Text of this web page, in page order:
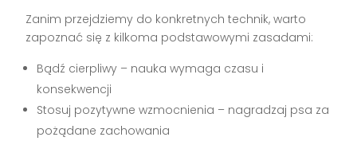
Zanim przejdziemy do konkretnych technik, warto
zapoznać się z kilkoma podstawowymi zasadami:
Bądź cierpliwy – nauka wymaga czasu i
konsekwencji
Stosuj pozytywne wzmocnienia – nagradzaj psa za
pożądane zachowania